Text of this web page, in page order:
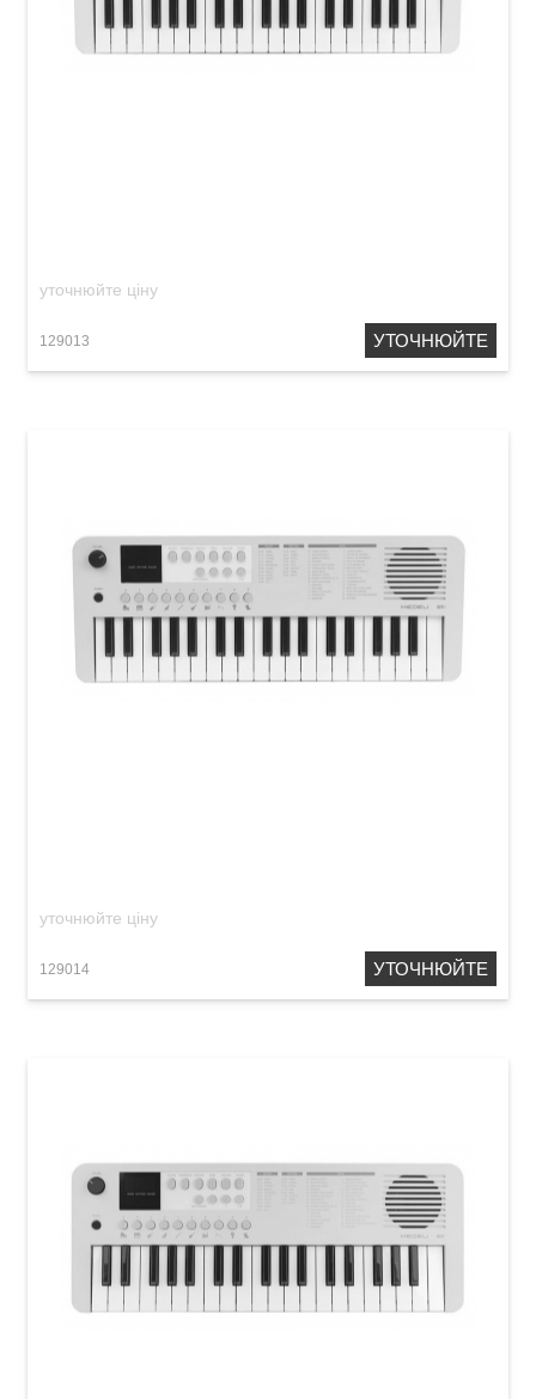
уточнюйте ціну
129013 УТОЧНЮЙТЕ
уточнюйте ціну
129014 УТОЧНЮЙТЕ